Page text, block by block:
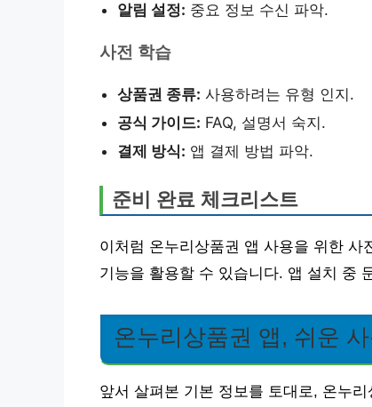
알림 설정: 중요 정보 수신 파악.
사전 학습
상품권 종류: 사용하려는 유형 인지.
공식 가이드: FAQ, 설명서 숙지.
결제 방식: 앱 결제 방법 파악.
준비 완료 체크리스트
이처럼 온누리상품권 앱 사용을 위한
기능을 활용할 수 있습니다. 앱 설치 중
온누리상품권 앱, 쉬운
앞서 살펴본 기본 정보를 토대로, 온누